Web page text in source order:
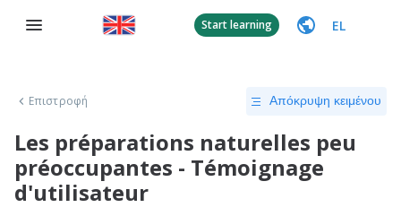
Start learning EL
Επιστροφή Απόκρυψη κειμένου
Les préparations naturelles peu
préoccupantes - Témoignage
d'utilisateur